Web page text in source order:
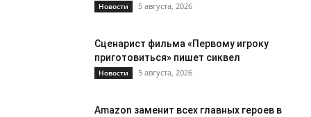
Новости 5 августа, 2026
Сценарист фильма «Первому игроку
приготовиться» пишет сиквел
Новости 5 августа, 2026
Amazon заменит всех главных героев в